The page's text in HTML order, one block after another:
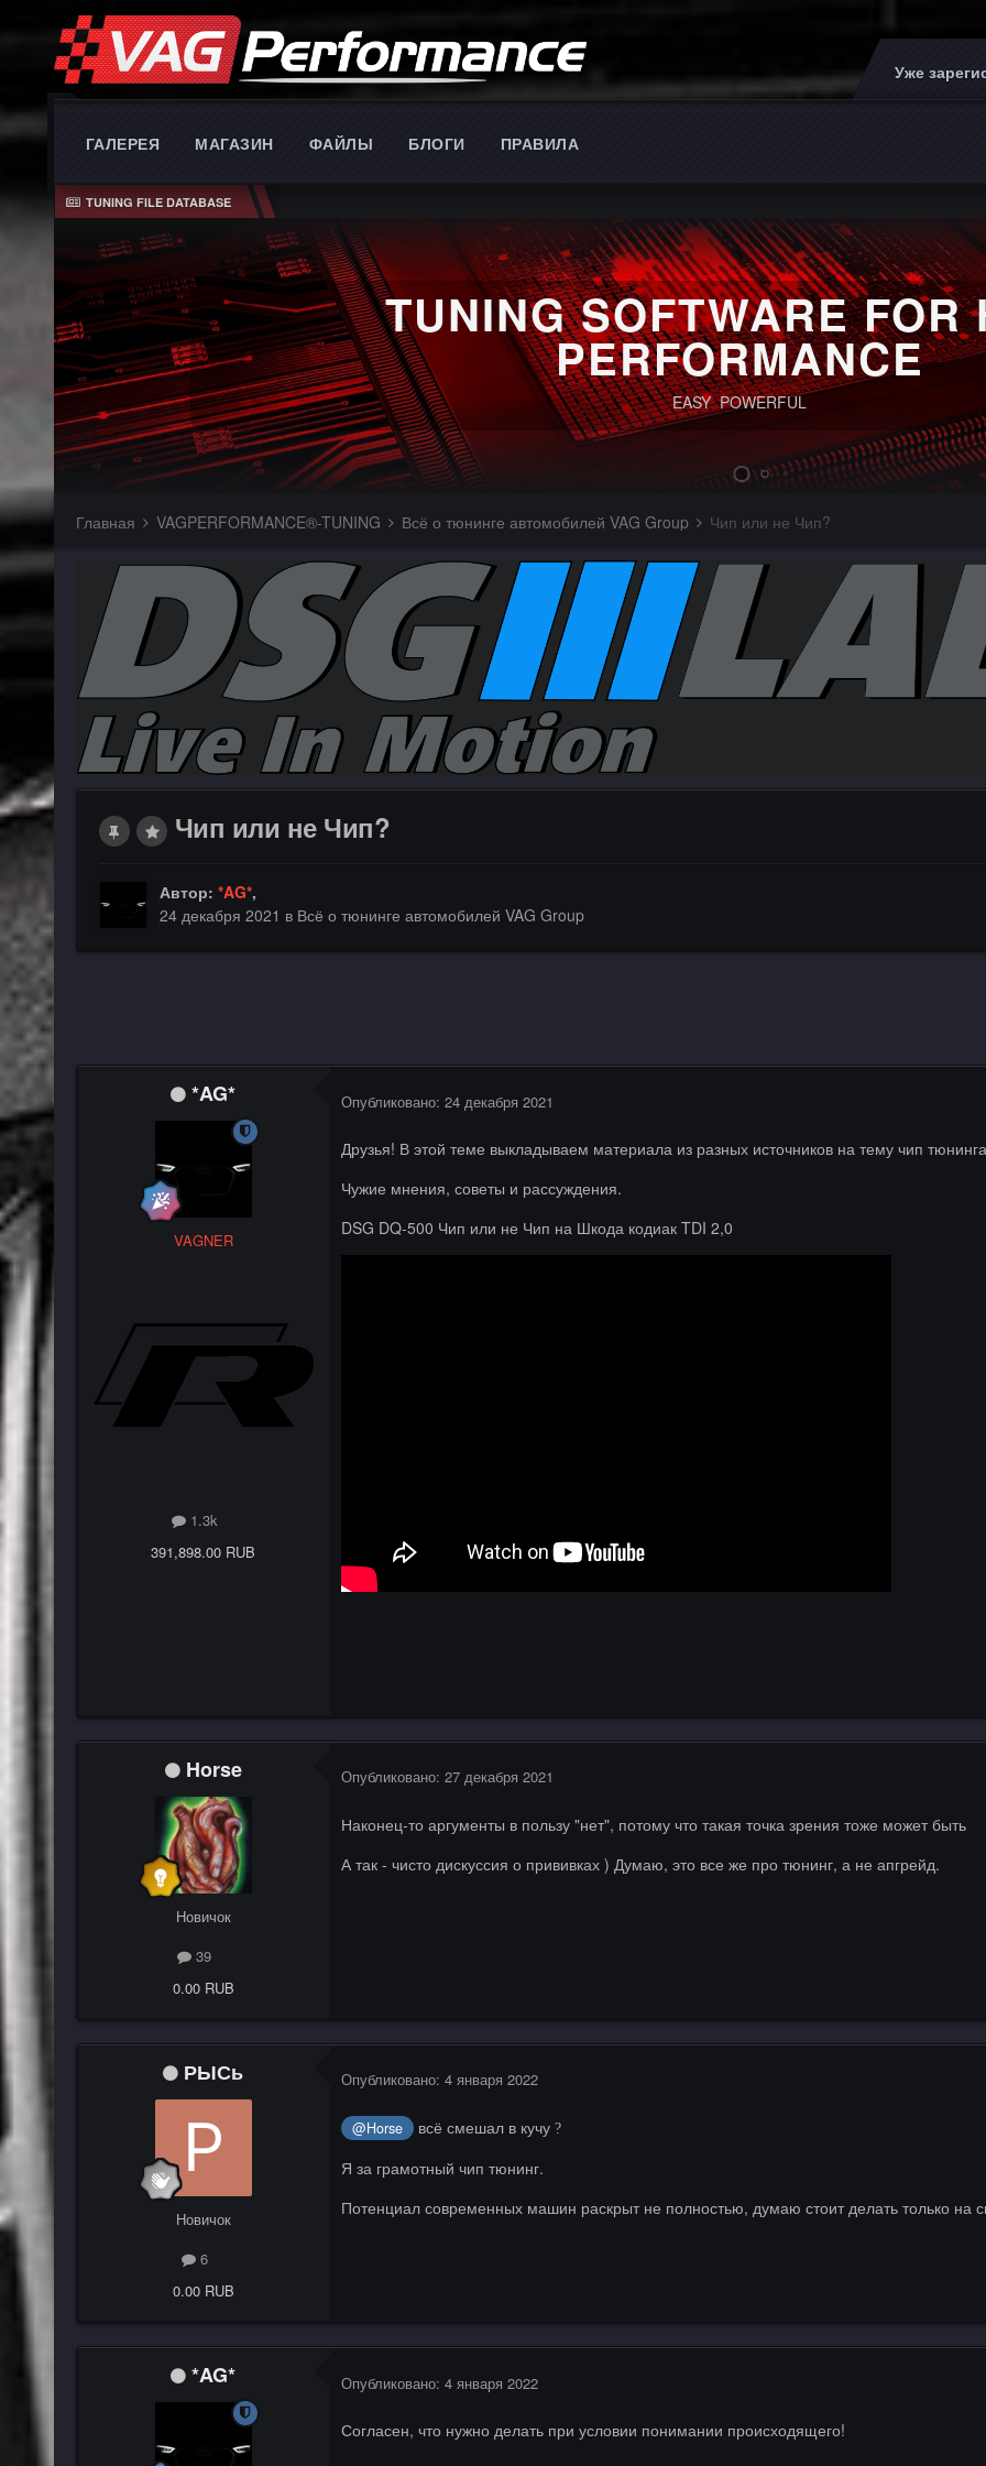
Уже
ГАЛЕРЕЯ МАГАЗИН ФАЙЛЫ БЛОГИ ПРАВИЛА
TUNING FILE DATABASE
TUNING SOFTWARE FOR
PERFORMANCE
EASY POWERFUL
Главная VAGPERFORMANCE®-TUNING Всё о тюнинге автомобилей VAG Group Чип или не Чип?
Чип или не Чип?
Автор: *AG*,
24 декабря 2021 в Всё о тюнинге автомобилей VAG Group
*AG*
VAGNER
1.3k
391,898.00 RUB
Опубликовано: 24 декабря 2021
Друзья! В этой теме выкладываем материала из разных источников на тему чип
Чужие мнения, советы и рассуждения.
DSG DQ-500 Чип или не Чип на Шкода кодиак TDI 2,0
Horse
Новичок
39
0.00 RUB
Опубликовано: 27 декабря 2021
Наконец-то аргументы в пользу "нет", потому что такая точка зрения тоже может быть
А так - чисто дискуссия о прививках ) Думаю, это все же про тюнинг, а не апгрейд.
РЫСь
Новичок
6
0.00 RUB
Опубликовано: 4 января 2022
@Horse всё смешал в кучу ?
Я за грамотный чип тюнинг.
Потенциал современных машин раскрыт не полностью, думаю стоит делать только
*AG* Опубликовано: 4 января 2022
Согласен, что нужно делать при условии понимании происходящего!